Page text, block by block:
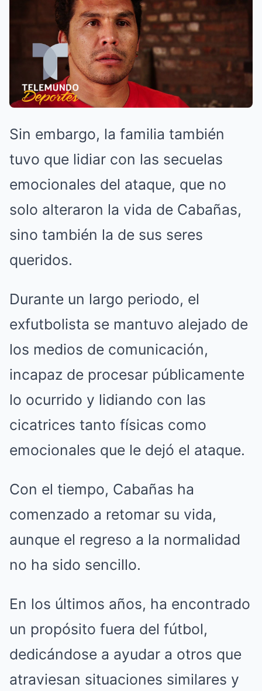
Sin embargo, la familia también
tuvo que lidiar con las secuelas
emocionales del ataque, que no
solo alteraron la vida de Cabañas,
sino también la de sus seres
queridos.
Durante un largo periodo, el
exfutbolista se mantuvo alejado de
los medios de comunicación,
incapaz de procesar públicamente
lo ocurrido y lidiando con las
cicatrices tanto físicas como
emocionales que le dejó el ataque.
Con el tiempo, Cabañas ha
comenzado a retomar su vida,
aunque el regreso a la normalidad
no ha sido sencillo.
En los últimos años, ha encontrado
un propósito fuera del fútbol,
dedicándose a ayudar a otros que
atraviesan situaciones similares y